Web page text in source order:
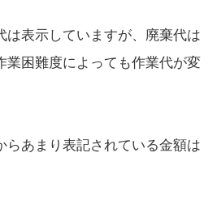
は表示していますが、廃棄代は
業困難度によっても作業代が変
らあまり表記されている金額は